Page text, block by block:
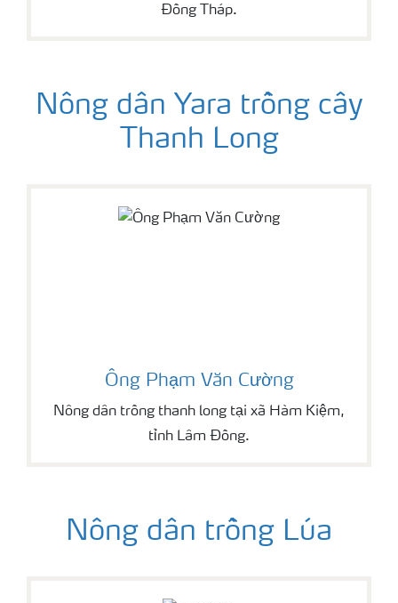
Đồng Tháp.
Nông dân Yara trồng cây
Thanh Long
Ông Phạm Văn Cường
Nông dân trồng thanh long tại xã Hàm Kiệm,
tỉnh Lâm Đồng.
Nông dân trồng Lúa